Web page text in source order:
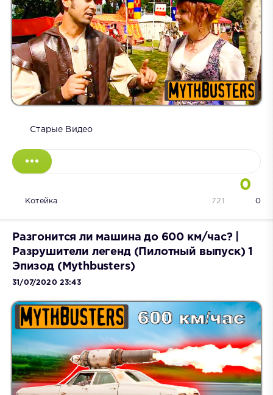
Старые Видео
0
Котейка 0
721
Разгонится ли машина до 600 км/час? |
Разрушители легенд (Пилотный выпуск) 1
Эпизод (Mythbusters)
31/07/2020 23:43